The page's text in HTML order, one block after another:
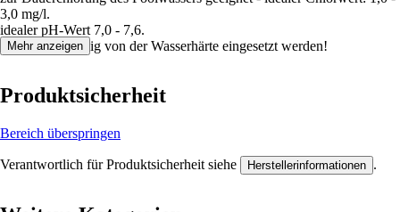
3,0 mg/l.
idealer pH-Wert 7,0 - 7,6.
Kann unabhängig von der Wasserhärte eingesetzt werden!
Mehr anzeigen
Produktsicherheit
Bereich überspringen
Verantwortlich für Produktsicherheit siehe Herstellerinformationen .